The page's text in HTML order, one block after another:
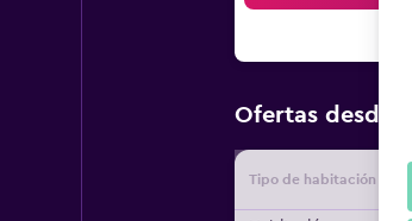
Ofertas desde
Tipo de habitación